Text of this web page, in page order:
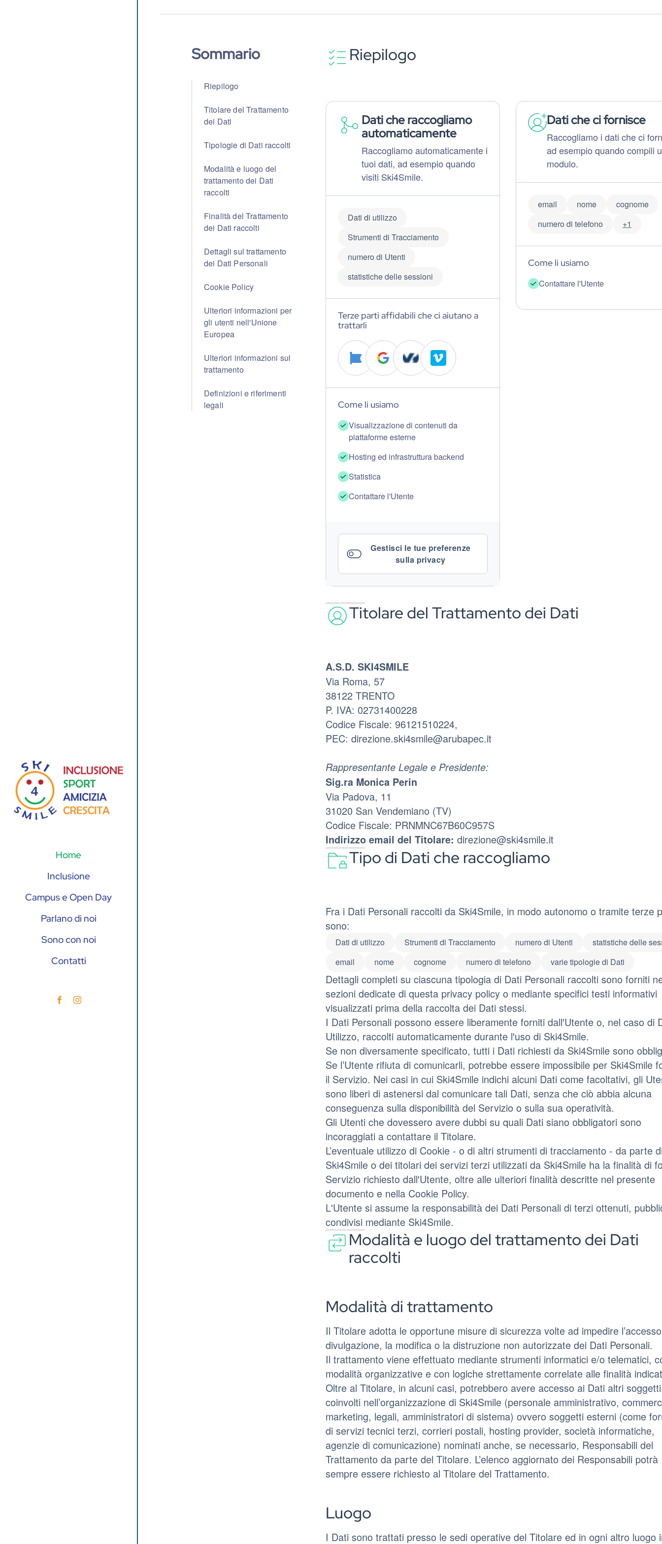
Home
Inclusione
Campus e Open Day
Parlano di noi
Sono con noi
Contatti
Sommario
Riepilogo
Titolare del Trattamento
dei Dati
Tipologie di Dati raccolti
Modalità e luogo del
trattamento dei Dati
raccolti
Finalità del Trattamento
dei Dati raccolti
Dettagli sul trattamento
dei Dati Personali
Cookie Policy
Ulteriori informazioni per
gli utenti nell'Unione
Europea
Ulteriori informazioni sul
trattamento
Definizioni e riferimenti
legali
Riepilogo
Dati che raccogliamo
automaticamente
Raccogliamo automaticamente i
tuoi dati, ad esempio quando
visiti Ski4Smile.
Dati di utilizzo
Strumenti di Tracciamento
numero di Utenti
statistiche delle sessioni
Terze parti affidabili che ci aiutano a
trattarli
Come li usiamo
Visualizzazione di contenuti da
piattaforme esterne
Hosting ed infrastruttura backend
Statistica
Contattare l'Utente
Gestisci le tue preferenze
sulla privacy
Dati che ci fornisce
Raccogliamo i dati che ci
ad esempio quando compili
modulo.
email nome
cognome
numero di telefono
+1
Come li usiamo
Contattare l'Utente
Titolare del Trattamento dei Dati
A.S.D. SKI4SMILE
Via Roma, 57
38122 TRENTO
P. IVA: 02731400228
Codice Fiscale: 96121510224,
PEC: direzione.ski4smile@arubapec.it
Rappresentante Legale e Presidente:
Sig.ra Monica Perin
Via Padova, 11
31020 San Vendemiano (TV)
Codice Fiscale: PRNMNC67B60C957S
Indirizzo email del Titolare: direzione@ski4smile.it
Tipo di Dati che raccogliamo
Fra i Dati Personali raccolti da Ski4Smile, in modo autonomo o tramite terze
sono:
Dati di utilizzo Strumenti di Tracciamento numero di Utenti
statistiche delle
email
nome cognome numero di telefono varie tipologie di Dati
Dettagli completi su ciascuna tipologia di Dati Personali raccolti sono forniti
sezioni dedicate di questa privacy policy o mediante specifici testi informativi
visualizzati prima della raccolta dei Dati stessi.
I Dati Personali possono essere liberamente forniti dall'Utente o, nel caso di
Utilizzo, raccolti automaticamente durante l'uso di Ski4Smile.
Se non diversamente specificato, tutti i Dati richiesti da Ski4Smile sono
Se l’Utente rifiuta di comunicarli, potrebbe essere impossibile per Ski4Smile
il Servizio. Nei casi in cui Ski4Smile indichi alcuni Dati come facoltativi, gli
sono liberi di astenersi dal comunicare tali Dati, senza che ciò abbia alcuna
conseguenza sulla disponibilità del Servizio o sulla sua operatività.
Gli Utenti che dovessero avere dubbi su quali Dati siano obbligatori sono
incoraggiati a contattare il Titolare.
L’eventuale utilizzo di Cookie - o di altri strumenti di tracciamento - da parte
Ski4Smile o dei titolari dei servizi terzi utilizzati da Ski4Smile ha la finalità di
Servizio richiesto dall'Utente, oltre alle ulteriori finalità descritte nel presente
documento e nella Cookie Policy.
L'Utente si assume la responsabilità dei Dati Personali di terzi ottenuti,
condivisi mediante Ski4Smile.
Modalità e luogo del trattamento dei Dati
raccolti
Modalità di trattamento
Il Titolare adotta le opportune misure di sicurezza volte ad impedire
divulgazione, la modifica o la distruzione non autorizzate dei Dati Personali.
Il trattamento viene effettuato mediante strumenti informatici e/o telematici,
modalità organizzative e con logiche strettamente correlate alle finalità
Oltre al Titolare, in alcuni casi, potrebbero avere accesso ai Dati altri soggetti
coinvolti nell’organizzazione di Ski4Smile (personale amministrativo,
marketing, legali, amministratori di sistema) ovvero soggetti esterni (come
di servizi tecnici terzi, corrieri postali, hosting provider, società informatiche,
agenzie di comunicazione) nominati anche, se necessario, Responsabili del
Trattamento da parte del Titolare. L’elenco aggiornato dei Responsabili potrà
sempre essere richiesto al Titolare del Trattamento.
Luogo
I Dati sono trattati presso le sedi operative del Titolare ed in ogni altro luogo